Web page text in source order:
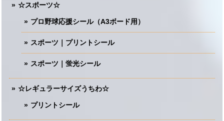
☆スポーツ☆
プロ野球応援シール（A3ボード用）
スポーツ｜プリントシール
スポーツ｜蛍光シール
☆レギュラーサイズうちわ☆
プリントシール